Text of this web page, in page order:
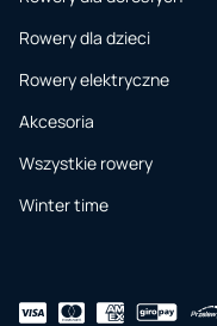
Rowery dla dzieci
Rowery elektryczne
Akcesoria
Wszystkie rowery
Winter time